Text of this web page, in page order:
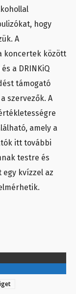
hogy
A
koncertek között
a DRINKiQ
támogató
szervezők. A
amely a
itt további
testre és
kvízzel az